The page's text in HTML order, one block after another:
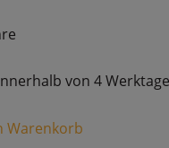
von 4
Warenkorb